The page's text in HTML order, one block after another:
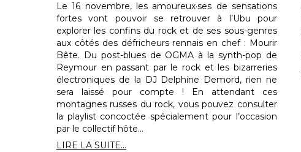
Le 16 novembre, les amoureux·ses de sensations
fortes vont pouvoir se retrouver à l’Ubu pour
explorer les confins du rock et de ses sous-genres
aux côtés des défricheurs rennais en chef : Mourir
Bête. Du post-blues de OGMA à la synth-pop de
Reymour en passant par le rock et les bizarreries
électroniques de la DJ Delphine Demord, rien ne
sera laissé pour compte ! En attendant ces
montagnes russes du rock, vous pouvez consulter
la playlist concoctée spécialement pour l’occasion
par le collectif hôte…
LIRE LA SUITE...